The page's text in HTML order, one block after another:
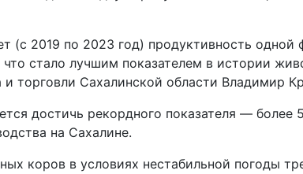
(с 2019 по 2023 год) продуктивность
что стало лучшим показателем в истории
и торговли Сахалинской области Владимир
достичь рекордного показателя —
на Сахалине.
коров в условиях нестабильной погоды